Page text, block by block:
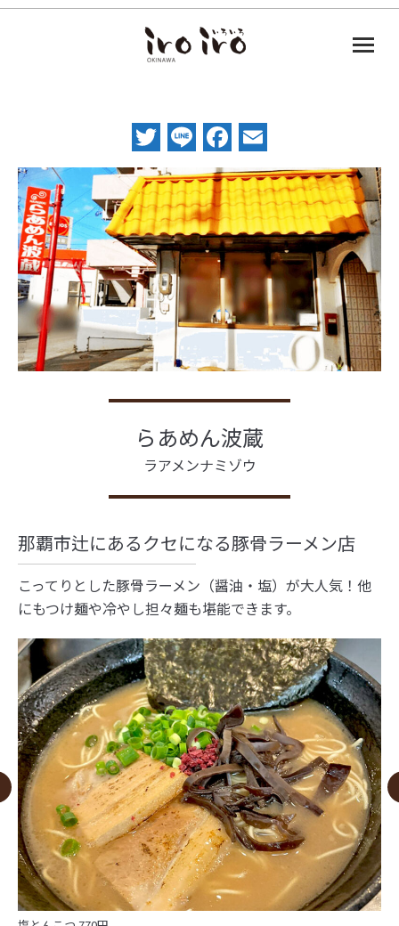
Twitter
LineFacebook
らあめん波蔵
ラアメンナミゾウ
那覇市辻にあるクセになる豚骨ラーメン店
こってりとした豚骨ラーメン（醤油・塩）が大人気！他
にもつけ麺や冷やし担々麺も堪能できます。